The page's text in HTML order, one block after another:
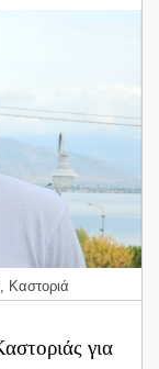
Καστοριά
για